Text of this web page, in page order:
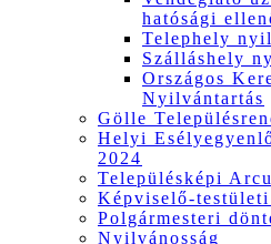
hatósági
Telephely
Szálláshely
Országos
Nyilvántartás
Gölle
Helyi
2024
Településképi
Képviselő-
Polgármesteri
Nyilvánosság